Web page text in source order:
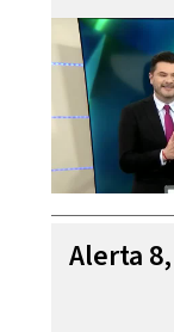
Alerta